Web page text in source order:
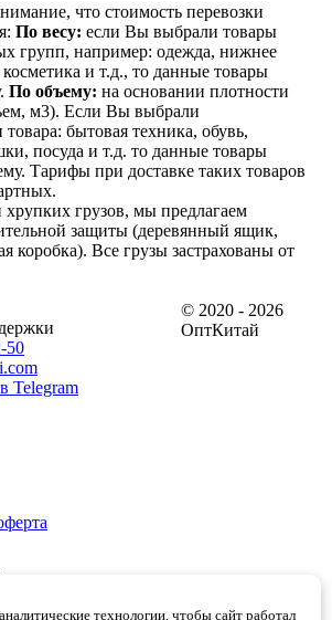
что стоимость перевозки
По весу: если Вы выбрали товары
групп, например: одежда, нижнее
и т.д., то данные товары
По объему: на основании плотности
м3). Если Вы выбрали
бытовая техника, обувь,
посуда и т.д. то данные товары
Тарифы при доставке таких товаров
хрупких грузов, мы предлагаем
защиты (деревянный ящик,
коробка). Все грузы застрахованы от
50
Telegram
© 2020 - 2026
ОптКитай
технологии, чтобы сайт работал